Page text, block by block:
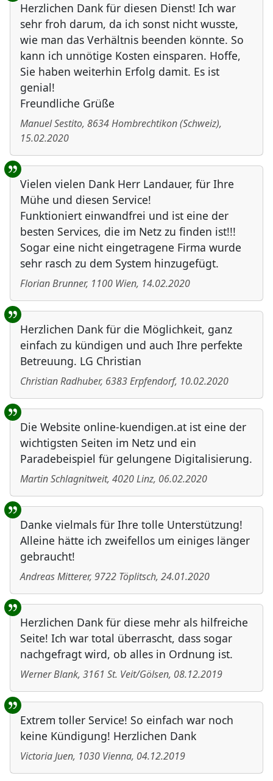
Herzlichen Dank für diesen Dienst! Ich war
sehr froh darum, da ich sonst nicht wusste,
wie man das Verhältnis beenden könnte. So
kann ich unnötige Kosten einsparen. Hoffe,
Sie haben weiterhin Erfolg damit. Es ist
genial!
Freundliche Grüße
Manuel Sestito, 8634Hombrechtikon(Schweiz),
15.02.2020
Vielen vielen Dank Herr Landauer, für Ihre
Mühe und diesen Service!
Funktioniert einwandfrei und ist eine der
besten Services, die im Netz zu finden ist!!!
Sogar eine nicht eingetragene Firma wurde
sehr rasch zu dem System hinzugefügt.
Florian Brunner, 1100 Wien, 14.02.2020
Herzlichen Dank für die Möglichkeit, ganz
einfach zu kündigen und auch Ihre perfekte
Betreuung. LG Christian
Christian Radhuber, 6383Erpfendorf, 10.02.2020
Die Website online-kuendigen.at ist eine der
wichtigsten Seiten im Netz und ein
Paradebeispiel für gelungene Digitalisierung.
Martin Schlagnitweit, 4020Linz, 06.02.2020
Danke vielmals für Ihre tolle Unterstützung!
Alleine hätte ich zweifellos um einiges länger
gebraucht!
Andreas Mitterer, 9722 Töplitsch, 24.01.2020
Herzlichen Dank für diese mehr als hilfreiche
Seite! Ich war total überrascht, dass sogar
nachgefragt wird, ob alles in Ordnung ist.
Werner Blank, 3161 St. Veit/Gölsen, 08.12.2019
Extrem toller Service! So einfach war noch
keine Kündigung! Herzlichen Dank
Victoria Juen, 1030 Vienna, 04.12.2019